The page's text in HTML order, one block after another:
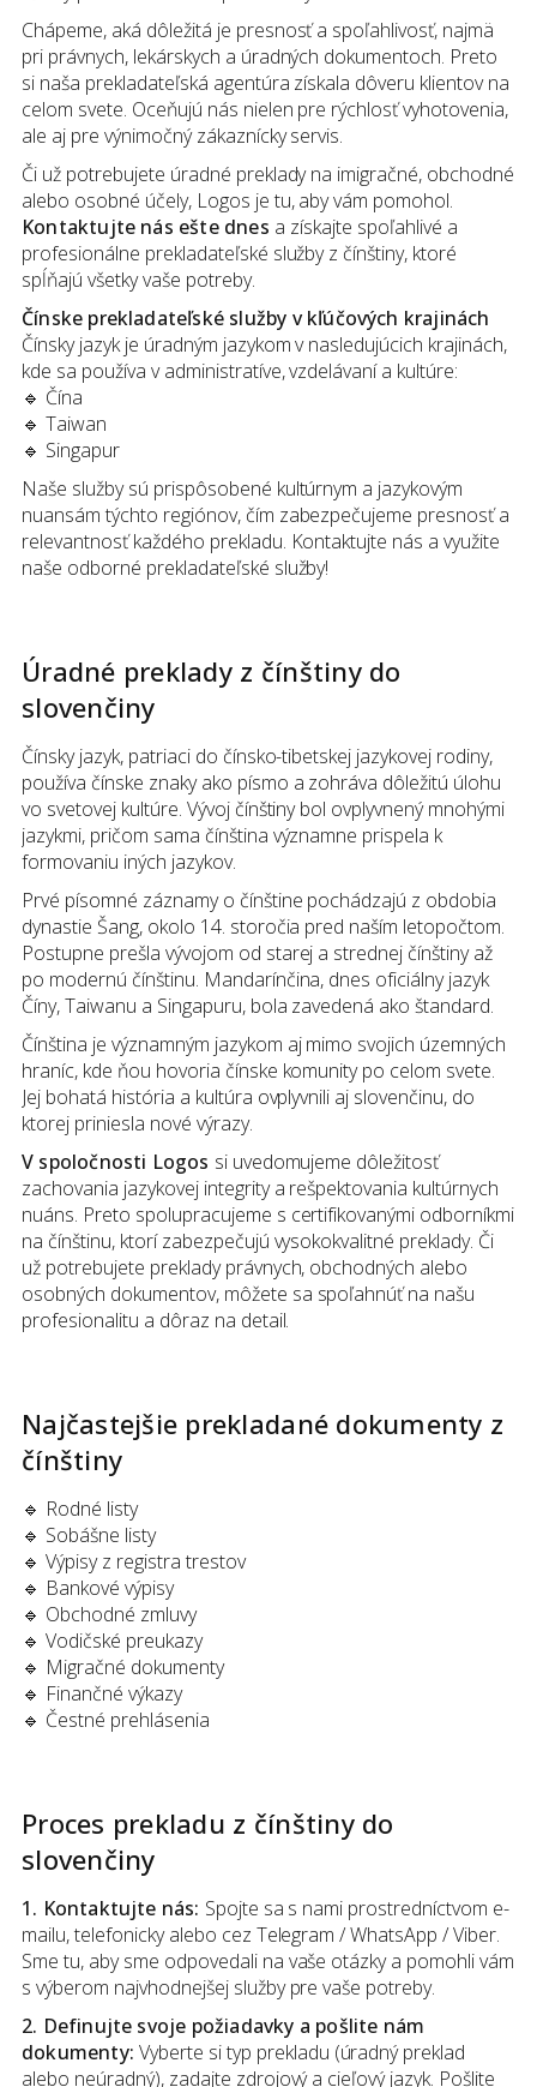
Chápeme, aká dôležitá je presnosť a spoľahlivosť, najmä
pri právnych, lekárskych a úradných dokumentoch. Preto
si naša prekladateľská agentúra získala dôveru klientov na
celom svete. Oceňujú nás nielen pre rýchlosť vyhotovenia,
ale aj pre výnimočný zákaznícky servis.
Či už potrebujete úradné preklady na imigračné, obchodné
alebo osobné účely, Logos je tu, aby vám pomohol.
Kontaktujte nás ešte dnes a získajte spoľahlivé a
profesionálne prekladateľské služby z čínštiny, ktoré
spĺňajú všetky vaše potreby.
Čínske prekladateľské služby v kľúčových krajinách
Čínsky jazyk je úradným jazykom v nasledujúcich krajinách,
kde sa používa v administratíve, vzdelávaní a kultúre:
🔹 Čína
🔹 Taiwan
🔹 Singapur
Naše služby sú prispôsobené kultúrnym a jazykovým
nuansám týchto regiónov, čím zabezpečujeme presnosť a
relevantnosť každého prekladu. Kontaktujte nás a využite
naše odborné prekladateľské služby!
Úradné preklady z čínštiny do
slovenčiny
Čínsky jazyk, patriaci do čínsko-tibetskej jazykovej rodiny,
používa čínske znaky ako písmo a zohráva dôležitú úlohu
vo svetovej kultúre. Vývoj čínštiny bol ovplyvnený mnohými
jazykmi, pričom sama čínština významne prispela k
formovaniu iných jazykov.
Prvé písomné záznamy o čínštine pochádzajú z obdobia
dynastie Šang, okolo 14. storočia pred naším letopočtom.
Postupne prešla vývojom od starej a strednej čínštiny až
po modernú čínštinu. Mandarínčina, dnes oficiálny jazyk
Číny, Taiwanu a Singapuru, bola zavedená ako štandard.
Čínština je významným jazykom aj mimo svojich územných
hraníc, kde ňou hovoria čínske komunity po celom svete.
Jej bohatá história a kultúra ovplyvnili aj slovenčinu, do
ktorej priniesla nové výrazy.
V spoločnosti Logos si uvedomujeme dôležitosť
zachovania jazykovej integrity a rešpektovania kultúrnych
nuáns. Preto spolupracujeme s certifikovanými odborníkmi
na čínštinu, ktorí zabezpečujú vysokokvalitné preklady. Či
už potrebujete preklady právnych, obchodných alebo
osobných dokumentov, môžete sa spoľahnúť na našu
profesionalitu a dôraz na detail.
Najčastejšie prekladané dokumenty z
čínštiny
🔹 Rodné listy
🔹 Sobášne listy
🔹 Výpisy z registra trestov
🔹 Bankové výpisy
🔹 Obchodné zmluvy
🔹 Vodičské preukazy
🔹 Migračné dokumenty
🔹 Finančné výkazy
🔹 Čestné prehlásenia
Proces prekladu z čínštiny do
slovenčiny
1. Kontaktujte nás: Spojte sa s nami prostredníctvom e-
mailu, telefonicky alebo cez Telegram / WhatsApp / Viber.
Sme tu, aby sme odpovedali na vaše otázky a pomohli vám
s výberom najvhodnejšej služby pre vaše potreby.
2. Definujte svoje požiadavky a pošlite nám
dokumenty: Vyberte si typ prekladu (úradný preklad
alebo neúradný), zadajte zdrojový a cieľový jazyk. Pošlite